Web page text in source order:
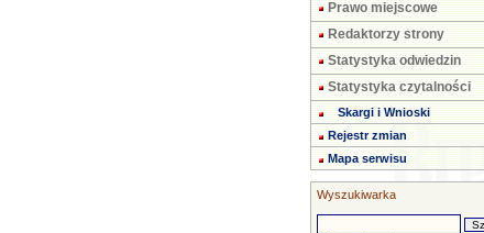
Prawo miejscowe
Redaktorzy strony
Statystyka odwiedzin
Statystyka czytalności
Skargi i Wnioski
Rejestr zmian
Mapa serwisu
Wyszukiwarka